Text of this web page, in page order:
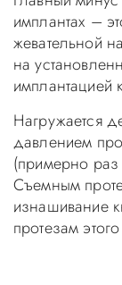
имплантах –
жевательной
на
имплантацией
Нагружается
давлением
(примерно раз
Съемным
изнашивание
протезам